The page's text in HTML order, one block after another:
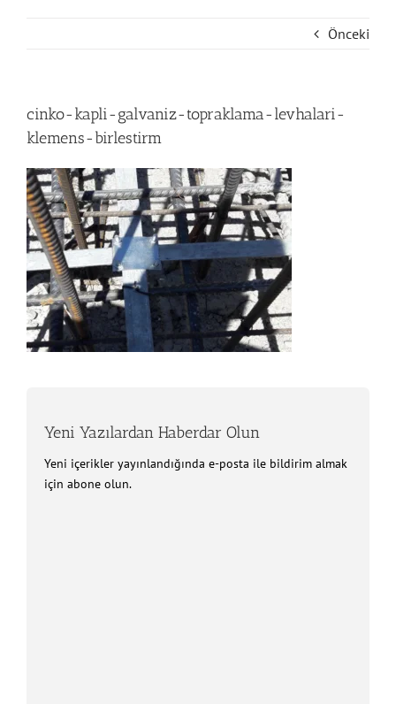
Önceki
cinko-kapli-galvaniz-topraklama-levhalari-
klemens-birlestirm
Yeni Yazılardan Haberdar Olun
Yeni içerikler yayınlandığında e-posta ile bildirim almak
için abone olun.